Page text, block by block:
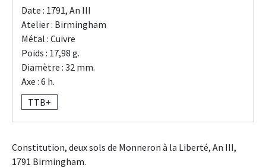
Date : 1791, An III
Atelier : Birmingham
Métal : Cuivre
Poids : 17,98 g.
Diamètre : 32 mm.
Axe : 6 h.
TTB+
Constitution, deux sols de Monneron à la Liberté, An III,
1791 Birmingham.